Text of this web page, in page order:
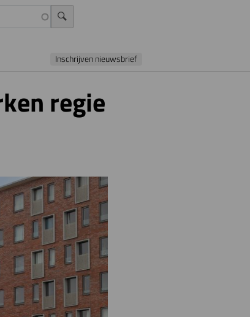
Inschrijven nieuwsbrief
regie